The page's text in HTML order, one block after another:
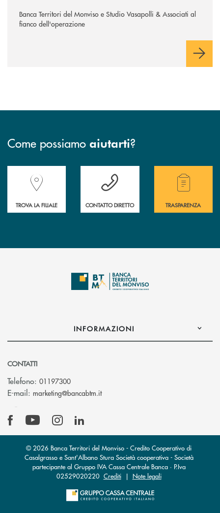
Banca Territori del Monviso e Studio Vasapolli & Associati al
fianco dell'operazione
Come possiamo aiutarti?
Accedi all' elenco completo delle filiali della Banca.
TROVA LA FILIALE
Hai bisogno di assistenza immediata?
CONTATTO DIRETTO
Hai bisogno di
TRASPARENZA
INFORMAZIONI
CONTATTI
Telefono: 01197300
E-mail: marketing@bancabtm.it(si apre l’app di posta elettronica)
© 2026 Banca Territori del Monviso - Credito Cooperativo di
Casalgrasso e Sant'Albano Stura Società cooperativa - Società
partecipante al Gruppo IVA Cassa Centrale Banca · P.Iva
02529020220 Crediti| Note legali